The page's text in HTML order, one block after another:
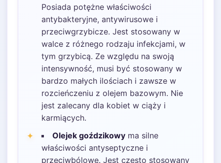
Posiada potężne właściwości
antybakteryjne, antywirusowe i
przeciwgrzybicze. Jest stosowany w
walce z różnego rodzaju infekcjami, w
tym grzybicą. Ze względu na swoją
intensywność, musi być stosowany w
bardzo małych ilościach i zawsze w
rozcieńczeniu z olejem bazowym. Nie
jest zalecany dla kobiet w ciąży i
karmiących.
Olejek goździkowy ma silne
właściwości antyseptyczne i
przeciwbólowe. Jest często stosowany